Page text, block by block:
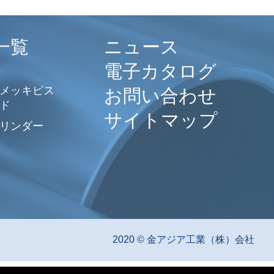
覧
ッキピス
ンダー
ニュース
電子カタログ
お問い合わせ
サイトマップ
2020 © 金アジア工業（株）会社